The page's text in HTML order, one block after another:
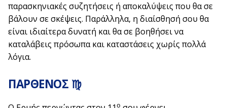
παρασκηνιακές συζητήσεις ή αποκαλύψεις που θα σε
βάλουν σε σκέψεις. Παράλληλα, η διαίσθησή σου θα
είναι ιδιαίτερα δυνατή και θα σε βοηθήσει να
καταλάβεις πρόσωπα και καταστάσεις χωρίς πολλά
λόγια.
ΠΑΡΘΕΝΟΣ ♍
ο